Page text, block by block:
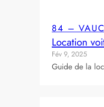
84 –
Location
Fév 9, 2025
Guide de la